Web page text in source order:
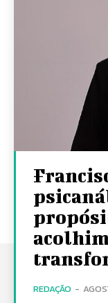
REDAÇÃO -